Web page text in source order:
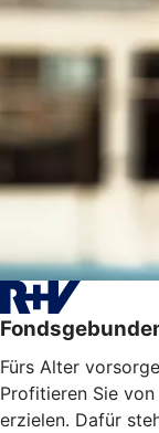
Fürs Alter
Profitieren Sie
erzielen. Dafür